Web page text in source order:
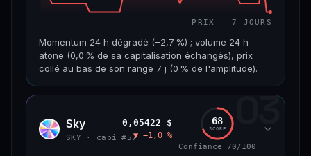
PRIX — 7 JOURS
Momentum 24 h dégradé (−2,7 %) ; volume 24 h
atone (0,0 % de sa capitalisation échangés), prix
collé au bas de son range 7 j (0 % de l'amplitude).
CAP. MARCHÉ VOLUME 24 H
VAR. 7 J VAR. 30 J
−3,2 %
03
SKY Sky
SKY · capi #57
0,05422 $
▼ −1,0 %
68
SCORE
Confiance 70/100